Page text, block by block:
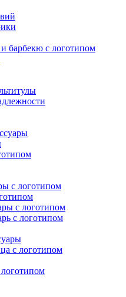
барбекю с логотипом
с логотипом
с логотипом
с логотипом
с логотипом